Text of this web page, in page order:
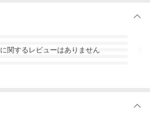
に関するレビューはありません